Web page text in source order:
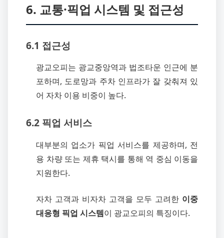
6. 교통·픽업 시스템 및 접근성
6.1 접근성
광교오피는 광교중앙역과 법조타운 인근에 분
포하며, 도로망과 주차 인프라가 잘 갖춰져 있
어 자차 이용 비중이 높다.
6.2 픽업 서비스
대부분의 업소가 픽업 서비스를 제공하며, 전
용 차량 또는 제휴 택시를 통해 역 중심 이동을
지원한다.
자차 고객과 비자차 고객을 모두 고려한 이중
대응형 픽업 시스템이 광교오피의 특징이다.